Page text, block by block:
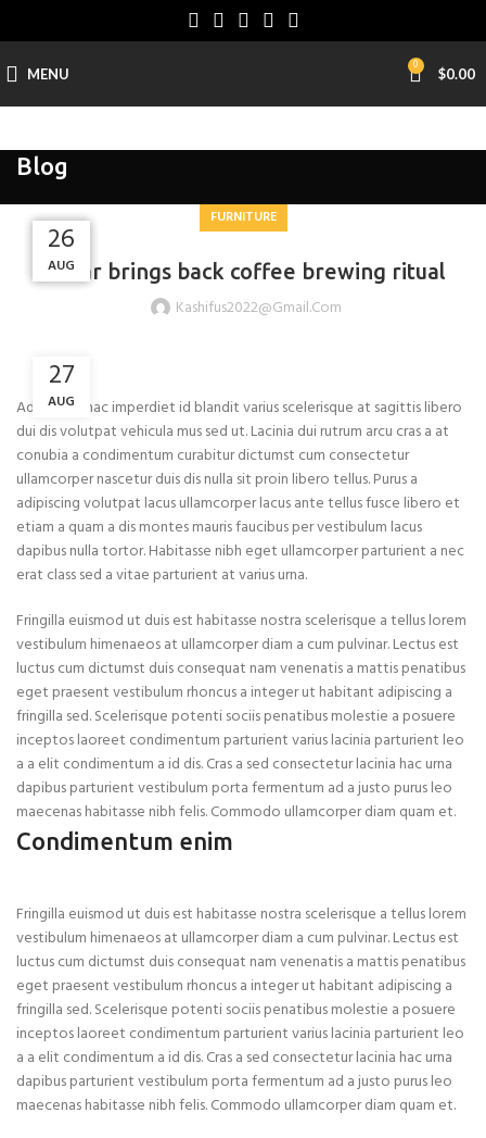
MENU 0 $0.00
Blog
FURNITURE
Collar brings back coffee brewing ritual
Kashifus2022@gmail.com
27
AUG
Adipiscing hac imperdiet id blandit varius scelerisque at sagittis libero
dui dis volutpat vehicula mus sed ut. Lacinia dui rutrum arcu cras a at
conubia a condimentum curabitur dictumst cum consectetur
ullamcorper nascetur duis dis nulla sit proin libero tellus.Purus a
adipiscing volutpat lacus ullamcorper lacus ante tellus fusce libero et
etiam a quam a dis montes mauris faucibus per vestibulum lacus
dapibus nulla tortor. Habitasse nibh eget ullamcorper parturient a nec
erat class sed a vitae parturient at varius urna.
Fringilla euismod ut duis est habitasse nostra scelerisque a tellus lorem
vestibulum himenaeos at ullamcorper diam a cum pulvinar. Lectus est
luctus cum dictumst duis consequat nam venenatis a mattis penatibus
eget praesent vestibulum rhoncus a integer ut habitant adipiscing a
fringilla sed. Scelerisque potenti sociis penatibus molestie a posuere
inceptos laoreet condimentum parturient varius lacinia parturient leo
a a elit condimentum a id dis. Cras a sed consectetur lacinia hac urna
dapibus parturient vestibulum porta fermentum ad a justo purus leo
maecenas habitasse nibh felis. Commodo ullamcorper diam quam et.
Condimentum enim
Fringilla euismod ut duis est habitasse nostra scelerisque a tellus lorem
vestibulum himenaeos at ullamcorper diam a cum pulvinar. Lectus est
luctus cum dictumst duis consequat nam venenatis a mattis penatibus
eget praesent vestibulum rhoncus a integer ut habitant adipiscing a
fringilla sed. Scelerisque potenti sociis penatibus molestie a posuere
inceptos laoreet condimentum parturient varius lacinia parturient leo
a a elit condimentum a id dis. Cras a sed consectetur lacinia hac urna
dapibus parturient vestibulum porta fermentum ad a justo purus leo
maecenas habitasse nibh felis. Commodo ullamcorper diam quam et.
27
AUG
27
AUG
26
AUG
26
AUG